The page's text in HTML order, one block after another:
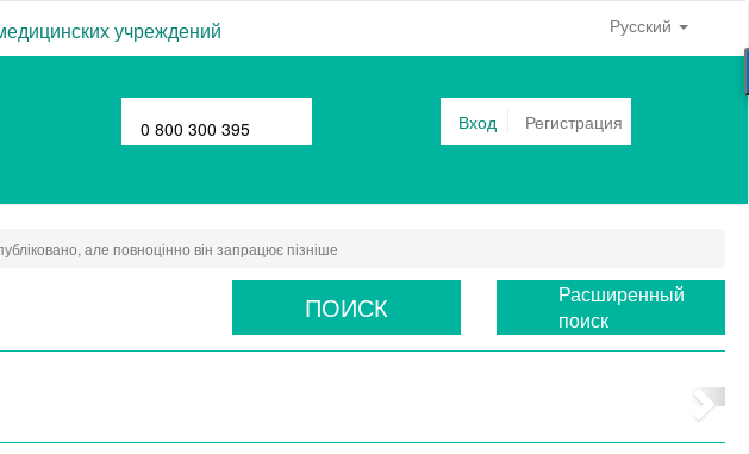
учреждений Русский
0 800 300 395 Вход Регистрация
але повноцінно він запрацює пізніше
ПОИСК
Расширенный
поиск